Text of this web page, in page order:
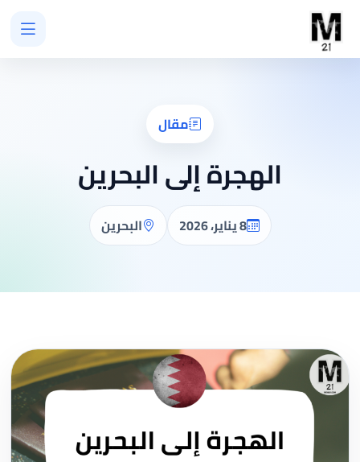
مقال
الهجرة إلى البحرين
8 يناير، 2026 البحرين